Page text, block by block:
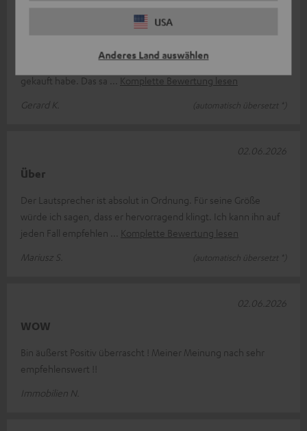
USA
Anderes Land auswählen
mein zweites Exemplar!
so gut gefallen, dass ich mir kürzlich ein zweites Exemplar
gekauft habe. Das sa
Komplette Bewertung lesen
Gerard K.
(automatisch übersetzt *)
Über
Der Lautsprecher ist absolut in Ordnung. Für seine Größe
würde ich sagen, dass er hervorragend klingt. Ich kann ihn auf
jeden Fall empfehlen
Komplette Bewertung lesen
Mariusz S.
(automatisch übersetzt *)
02.06.2026
WOW
Bin äußerst Positiv überrascht ! Meiner Meinung nach sehr
empfehlenswert !!
Immobilien N.
02.06.2026